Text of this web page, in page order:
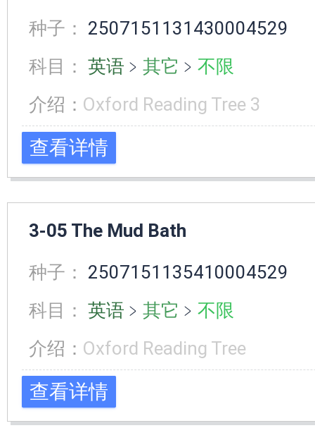
种子： 2507151131430004529
科目： 英语 ﹥ 其它 ﹥ 不限
介绍： Oxford Reading Tree 3
查看详情
3-05 The Mud Bath
种子： 2507151135410004529
科目： 英语 ﹥ 其它 ﹥ 不限
介绍： Oxford Reading Tree
查看详情